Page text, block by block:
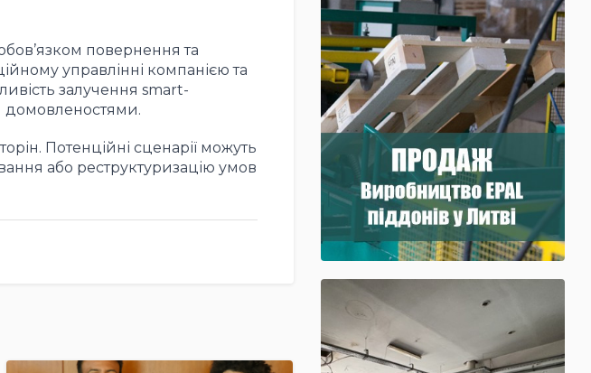
повернення та
управлінні компанією та
залучення smart-
домовленостями.
Потенційні сценарії можуть
або реструктуризацію умов